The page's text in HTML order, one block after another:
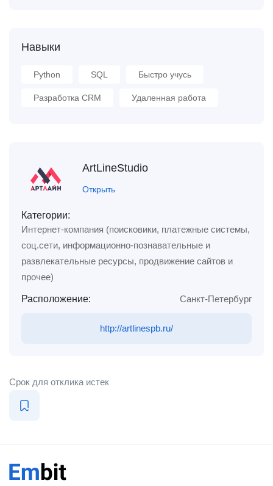
Навыки
Python SQL Быстро учусь
Разработка CRM Удаленная работа
ArtLineStudio
Открыть
Категории:
Интернет-компания (поисковики, платежные системы,
соц.сети, информационно-познавательные и
развлекательные ресурсы, продвижение сайтов и
прочее)
Расположение: Санкт-Петербург
http://artlinespb.ru/
Срок для отклика истек